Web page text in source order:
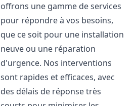
offrons une gamme de services
pour répondre à vos besoins,
que ce soit pour une installation
neuve ou une réparation
d'urgence. Nos interventions
sont rapides et efficaces, avec
des délais de réponse très